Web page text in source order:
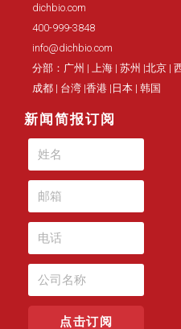
dichbio.com
400-999-3848
info@dichbio.com
分部：广州 | 上海 | 苏州 |北京 |
成都 | 台湾 |香港 |日本 | 韩国
新闻简报订阅
点击订阅